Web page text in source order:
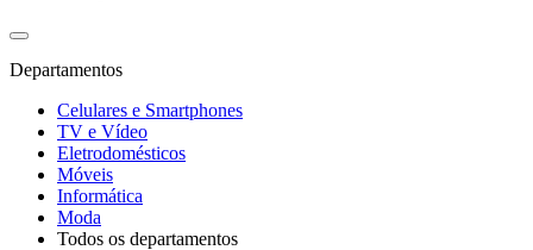
Departamentos
Celulares e Smartphones
TV e Vídeo
Eletrodomésticos
Móveis
Informática
Moda
Todos os departamentos